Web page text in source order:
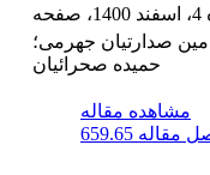
صدارتیان جهرمی؛
حمیده صحرائیان
مشاهده مقاله
مقاله